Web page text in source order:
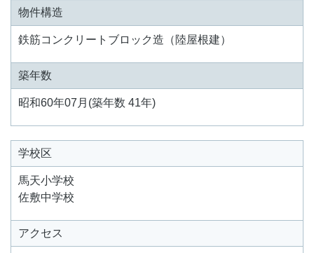
物件構造
鉄筋コンクリートブロック造（陸屋根建）
築年数
昭和60年07月(築年数 41年)
学校区
馬天小学校
佐敷中学校
アクセス